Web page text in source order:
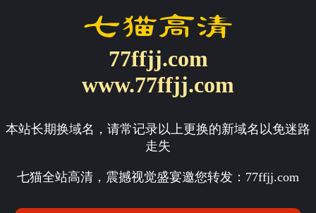
77ffjj.com
www.77ffjj.com
本站长期换域名，请常记录以上更换的新域名以免迷路
走失
七猫全站高清，震撼视觉盛宴邀您转发： 77ffjj.com